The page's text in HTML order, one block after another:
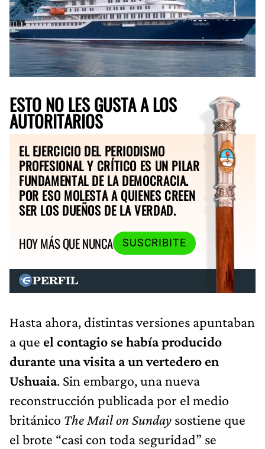
ESTO NO LES GUSTA A LOS
AUTORITARIOS
EL EJERCICIO DEL PERIODISMO
PROFESIONAL Y CRÍTICO ES UN PILAR
FUNDAMENTAL DE LA DEMOCRACIA.
POR ESO MOLESTA A QUIENES CREEN
SER LOS DUEÑOS DE LA VERDAD.
HOY MÁS QUE NUNCA
SUSCRIBITE
Hasta ahora, distintas versiones apuntaban
a que el contagio se había producido
durante una visita a un vertedero en
Ushuaia. Sin embargo, una nueva
reconstrucción publicada por el medio
británico The Mail on Sunday sostiene que
el brote “casi con toda seguridad” se